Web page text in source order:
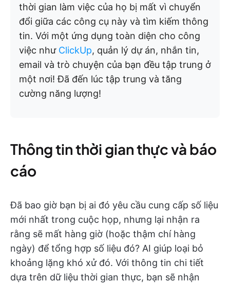
thời gian làm việc của họ bị mất vì chuyển
đổi giữa các công cụ này và tìm kiếm thông
tin. Với một ứng dụng toàn diện cho công
việc như ClickUp, quản lý dự án, nhắn tin,
email và trò chuyện của bạn đều tập trung ở
một nơi! Đã đến lúc tập trung và tăng
cường năng lượng!
Thông tin thời gian thực và báo
cáo
Đã bao giờ bạn bị ai đó yêu cầu cung cấp số liệu
mới nhất trong cuộc họp, nhưng lại nhận ra
rằng sẽ mất hàng giờ (hoặc thậm chí hàng
ngày) để tổng hợp số liệu đó? AI giúp loại bỏ
khoảng lặng khó xử đó. Với thông tin chi tiết
dựa trên dữ liệu thời gian thực, bạn sẽ nhận